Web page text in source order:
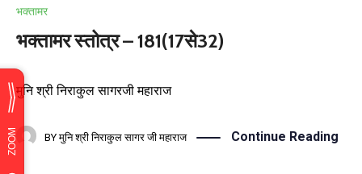
भक्तामर
भक्तामर स्तोत्र – 181(17से32)
मुनि श्री निराकुल सागरजी महाराज
BY मुनि श्री निराकुल सागर जी महाराज Continue Reading